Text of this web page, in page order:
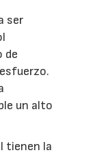
ser
de
un alto
tienen la